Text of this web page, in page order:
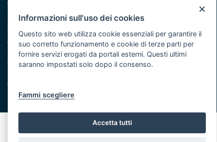
Note legali
Cookie e privacy
Atti di notifica
Feed RSS
Servizi Intranet
×
Informazioni sull'uso dei cookies
Questo sito web utilizza cookie essenziali per garantire il
suo corretto funzionamento e cookie di terze parti per
fornire servizi erogati da portali esterni. Questi ultimi
saranno impostati solo dopo il consenso.
Fammi scegliere
Accetta tutti